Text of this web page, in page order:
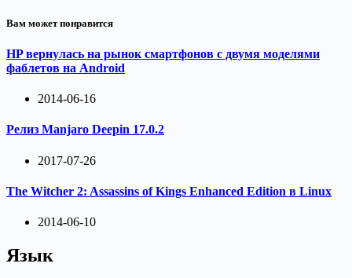
Вам может понравится
HP вернулась на рынок смартфонов с двумя моделями
фаблетов на Android
2014-06-16
Релиз Manjaro Deepin 17.0.2
2017-07-26
The Witcher 2: Assassins of Kings Enhanced Edition в Linux
2014-06-10
Язык